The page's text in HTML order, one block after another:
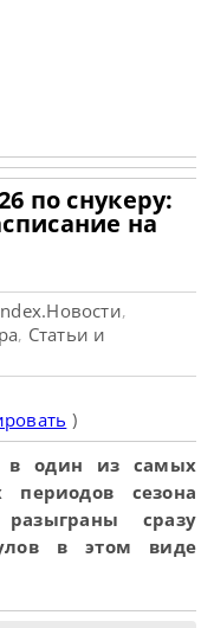
по снукеру:
на
,
, Статьи и
)
в один из самых
сезона
сразу
в этом виде